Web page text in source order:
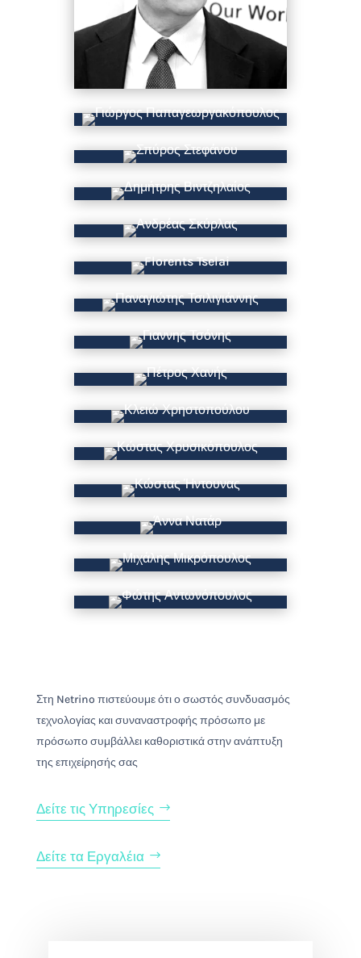
Στη Netrino πιστεύουμε ότι ο σωστός συνδυασμός
τεχνολογίας καισυναναστροφής πρόσωπο με
πρόσωποσυμβάλλει καθοριστικά στην ανάπτυξη
της επιχείρησής σας
Δείτε τις Υπηρεσίες
Δείτε τα Εργαλέια